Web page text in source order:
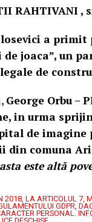
RAHTIVANI
a primit
de joaca”, un
de
George Orbu –
in urma
de
din comuna
este altă
2018, LA ARTICOLUL 7,
GDPR,
PERSONAL.